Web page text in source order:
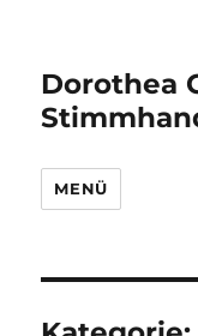
Dorothea
MENÜ